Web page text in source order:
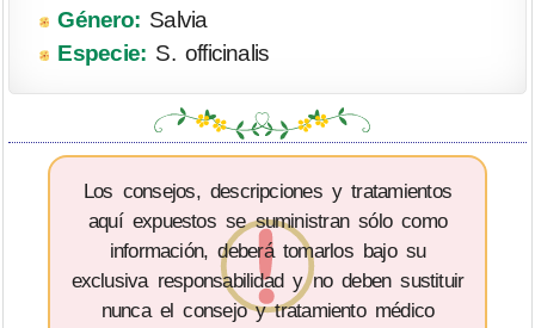
Género: Salvia
Especie: S. officinalis
Los consejos, descripciones y tratamientos
aquí expuestos se suministran sólo como
información, deberá tomarlos bajo su
exclusiva responsabilidad y no deben sustituir
nunca el consejo y tratamiento médico